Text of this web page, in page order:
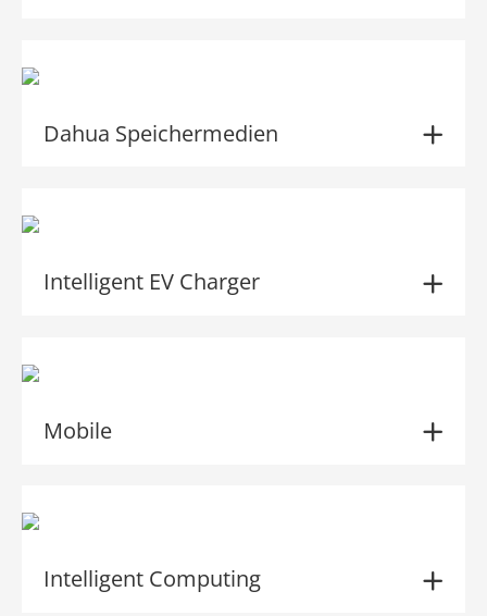
Dahua Speichermedien
Intelligent EV Charger
Mobile
Intelligent Computing